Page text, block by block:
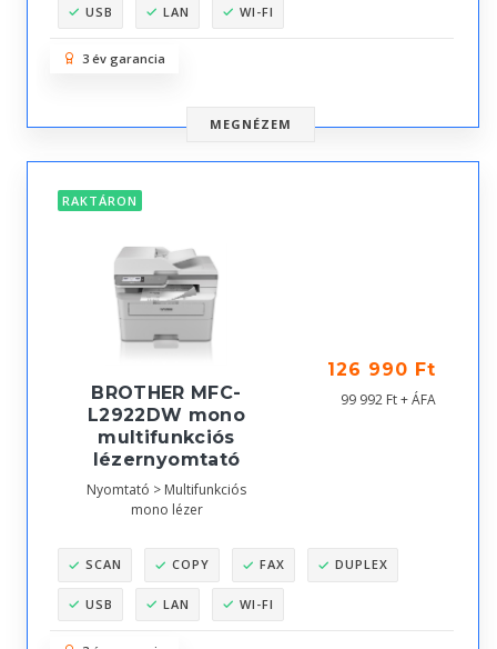
USB LAN WI-FI
3 év garancia
MEGNÉZEM
RAKTÁRON
BROTHER MFC-
L2922DW mono
multifunkciós
lézernyomtató
Nyomtató > Multifunkciós
mono lézer
126 990 Ft
99 992 Ft + ÁFA
SCAN COPY FAX DUPLEX
USB LAN WI-FI